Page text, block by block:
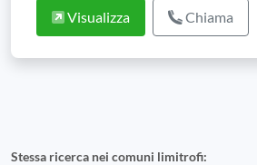
Visualizza Chiama
Stessa ricerca nei comuni limitrofi: